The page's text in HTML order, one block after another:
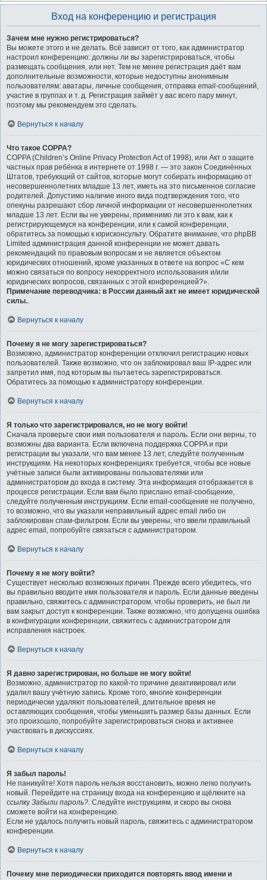
Вход на конференцию и регистрация
Зачем мне нужно регистрироваться?
Вы можете этого и не делать. Всё зависит от того, как администратор
настроил конференцию: должны ли вы зарегистрироваться, чтобы
размещать сообщения, или нет. Тем не менее регистрация даёт вам
дополнительные возможности, которые недоступны анонимным
пользователям: аватары, личные сообщения, отправка email-сообщений,
участие в группах и т. д. Регистрация займёт у вас всего пару минут,
поэтому мы рекомендуем это сделать.
Вернуться к началу
Что такое COPPA?
COPPA (Children’s Online Privacy Protection Act of 1998), или Акт о защите
частных прав ребёнка в интернете от 1998 г. — это закон Соединённых
Штатов, требующий от сайтов, которые могут собирать информацию от
несовершеннолетних младше 13 лет, иметь на это письменное согласие
родителей. Допустимо наличие иного вида подтверждения того, что
опекуны разрешают сбор личной информации от несовершеннолетних
младше 13 лет. Если вы не уверены, применимо ли это к вам, как к
регистрирующемуся на конференции, или к самой конференции,
обратитесь за помощью к юрисконсульту. Обратите внимание, что phpBB
Limited администрация данной конференции не может давать
рекомендаций по правовым вопросам и не является объектом
юридических отношений, кроме указанных в ответе на вопрос «С кем
можно связаться по вопросу некорректного использования и/или
юридических вопросов, связанных с этой конференцией?».
Примечание переводчика: в России данный акт не имеет юридической
силы..
Вернуться к началу
Почему я не могу зарегистрироваться?
Возможно, администратор конференции отключил регистрацию новых
пользователей. Также возможно, что он заблокировал ваш IP-адрес или
запретил имя, под которым вы пытаетесь зарегистрироваться.
Обратитесь за помощью к администратору конференции.
Вернуться к началу
Я только что зарегистрировался, но не могу войти!
Сначала проверьте свои имя пользователя и пароль. Если они верны, то
возможны два варианта. Если включена поддержка COPPA и при
регистрации вы указали, что вам менее 13 лет, следуйте полученным
инструкциям. На некоторых конференциях требуется, чтобы все новые
учётные записи были активированы пользователями или
администратором до входа в систему. Эта информация отображается в
процессе регистрации. Если вам было прислано email-сообщение,
следуйте полученным инструкциям. Если email-сообщение не получено,
то возможно, что вы указали неправильный адрес email либо он
заблокирован спам-фильтром. Если вы уверены, что ввели правильный
адрес email, попробуйте связаться с администратором.
Вернуться к началу
Почему я не могу войти?
Существует несколько возможных причин. Прежде всего убедитесь, что
вы правильно вводите имя пользователя и пароль. Если данные введены
правильно, свяжитесь с администратором, чтобы проверить, не был ли
вам закрыт доступ к конференции. Также возможно, что допущена ошибка
в конфигурации конференции, свяжитесь с администратором для
исправления настроек.
Вернуться к началу
Я давно зарегистрирован, но больше не могу войти!
Возможно, администратор по какой-то причине деактивировал или
удалил вашу учётную запись. Кроме того, многие конференции
периодически удаляют пользователей, длительное время не
оставляющих сообщения, чтобы уменьшить размер базы данных. Если
это произошло, попробуйте зарегистрироваться снова и активнее
участвовать в дискуссиях.
Вернуться к началу
Я забыл пароль!
Не паникуйте! Хотя пароль нельзя восстановить, можно легко получить
новый. Перейдите на страницу входа на конференцию и щёлкните на
ссылку Забыли пароль?. Следуйте инструкциям, и скоро вы снова
сможете войти на конференцию.
Если не удалось получить новый пароль, свяжитесь с администратором
конференции.
Вернуться к началу
Почему мне периодически приходится повторять ввод имени и